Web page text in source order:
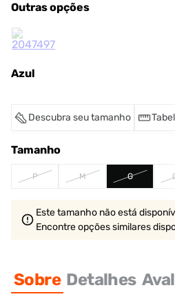
Outras opções
Azul
Descubra seu tamanho
Tamanho
P M G
Este tamanho não está
Encontre opções similares
Sobre Detalhes